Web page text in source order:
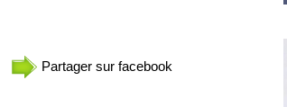
Partager sur facebook